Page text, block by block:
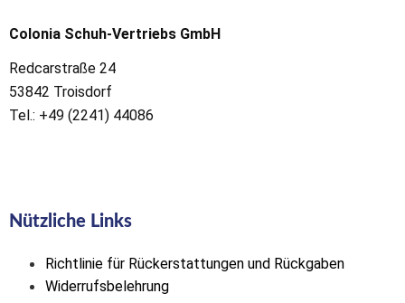
Colonia Schuh-Vertriebs GmbH
Redcarstraße 24
53842 Troisdorf
Tel.: +49 (2241) 44086
Nützliche Links
Richtlinie für Rückerstattungen und Rückgaben
Widerrufsbelehrung